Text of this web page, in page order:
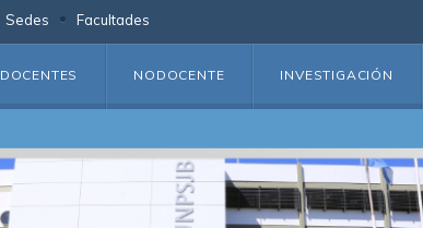
Sedes Facultades
DOCENTES NODOCENTE INVESTIGACIÓN